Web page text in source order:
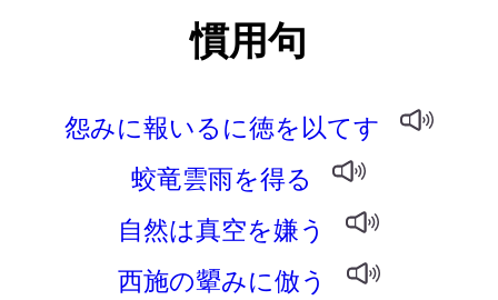
慣用句
怨みに報いるに徳を以てす
蛟竜雲雨を得る
自然は真空を嫌う
西施の顰みに倣う